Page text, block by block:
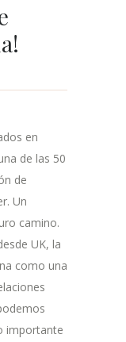
en
de las 50
de
Un
camino.
UK, la
como una
importante